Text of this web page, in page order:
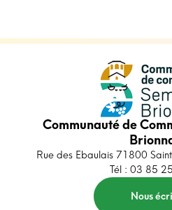
Communauté de
Rue des Ebaulais 71800
Tél : 03 85
Nous